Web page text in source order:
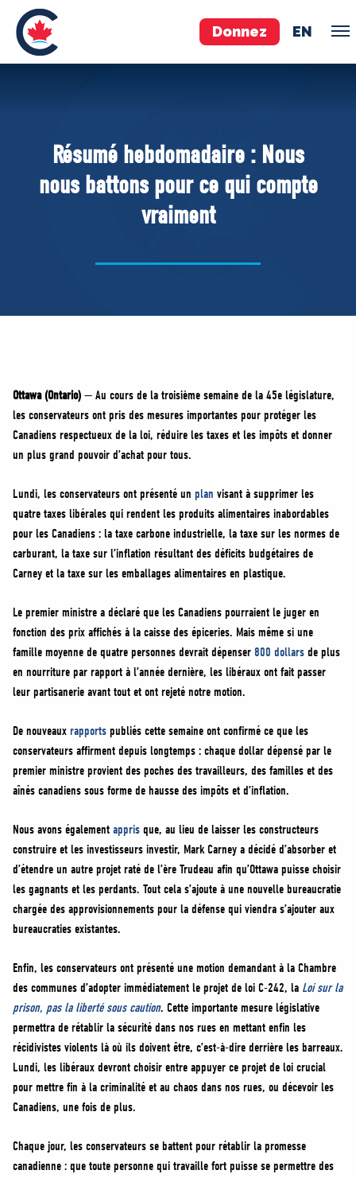
Donnez EN
Pierre Poilievre
Vos députés conservateurs
Cabinet fantôme
Exécutif national
Documents constitutifs
BÉNÉVOLE
ADHÉREZ
BOUTIQUE
Résumé hebdomadaire : Nous
nous battons pour ce qui compte
vraiment
Ottawa (Ontario) — Au cours de la troisième semaine de la 45e législature,
les conservateurs ont pris des mesures importantes pour protéger les
Canadiens respectueux de la loi, réduire les taxes et les impôts et donner
un plus grand pouvoir d’achat pour tous.
Lundi, les conservateurs ont présenté un plan visant à supprimer les
quatre taxes libérales qui rendent les produits alimentaires inabordables
pour les Canadiens : la taxe carbone industrielle, la taxe sur les normes de
carburant, la taxe sur l’inflation résultant des déficits budgétaires de
Carney et la taxe sur les emballages alimentaires en plastique.
Le premier ministre a déclaré que les Canadiens pourraient le juger en
fonction des prix affichés à la caisse des épiceries. Mais même si une
famille moyenne de quatre personnes devrait dépenser 800 dollars de plus
en nourriture par rapport à l’année dernière, les libéraux ont fait passer
leur partisanerie avant tout et ont rejeté notre motion.
De nouveaux rapports publiés cette semaine ont confirmé ce que les
conservateurs affirment depuis longtemps : chaque dollar dépensé par le
premier ministre provient des poches des travailleurs, des familles et des
aînés canadiens sous forme de hausse des impôts et d’inflation.
Nous avons également appris que, au lieu de laisser les constructeurs
construire et les investisseurs investir, Mark Carney a décidé d’absorber et
d’étendre un autre projet raté de l’ère Trudeau afin qu’Ottawa puisse choisir
les gagnants et les perdants. Tout cela s’ajoute à une nouvelle bureaucratie
chargée des approvisionnements pour la défense qui viendra s’ajouter aux
bureaucraties existantes.
Enfin, les conservateurs ont présenté une motion demandant à la Chambre
des communes d’adopter immédiatement le projet de loi C-242, la Loi sur la
prison, pas la liberté sous caution. Cette importante mesure législative
permettra de rétablir la sécurité dans nos rues en mettant enfin les
récidivistes violents là où ils doivent être, c’est-à-dire derrière les barreaux.
Lundi, les libéraux devront choisir entre appuyer ce projet de loi crucial
pour mettre fin à la criminalité et au chaos dans nos rues, ou décevoir les
Canadiens, une fois de plus.
Chaque jour, les conservateurs se battent pour rétablir la promesse
canadienne : que toute personne qui travaille fort puisse se permettre des